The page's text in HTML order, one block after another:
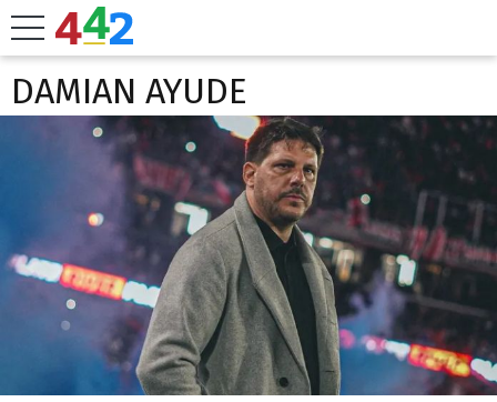
DAMIAN AYUDE